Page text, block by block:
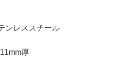
ンレススチール
厚